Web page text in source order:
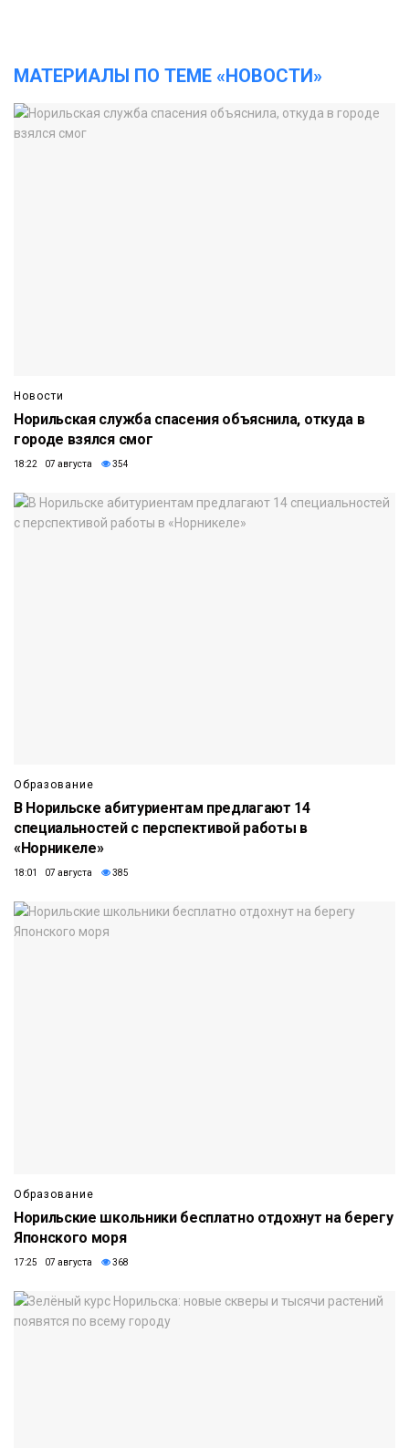
МАТЕРИАЛЫ ПО ТЕМЕ «НОВОСТИ»
Новости
Норильская служба спасения объяснила, откуда в
городе взялся смог
18:22 07 августа 354
Образование
В Норильске абитуриентам предлагают 14
специальностей с перспективой работы в
«Норникеле»
18:01 07 августа 385
Образование
Норильские школьники бесплатно отдохнут на берегу
Японского моря
17:25 07 августа 368